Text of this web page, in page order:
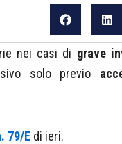
nei casi di grave
solo previo
79/E di ieri.